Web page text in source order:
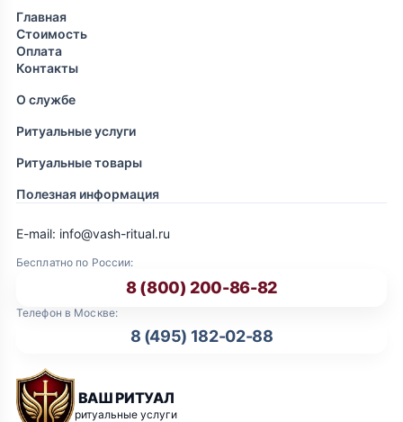
Главная
Стоимость
Оплата
Контакты
О службе
Ритуальные услуги
Ритуальные товары
Полезная информация
ВАШ РИТУАЛ
ритуальные услуги
Бесплатно по России:
8 (800) 200-86-82
Телефон в Москве:
8 (495) 182-02-88
E-mail: info@vash-ritual.ru